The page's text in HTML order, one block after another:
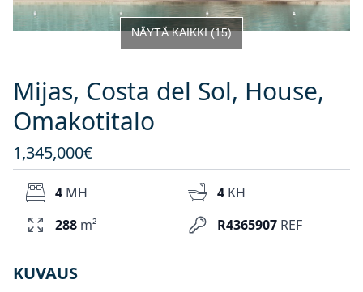
NÄYTÄ KAIKKI(15)
Mijas, Costa del Sol, House,
Omakotitalo
1,345,000€
R4365907 REF
4 MH 4 KH
288 m²
KUVAUS